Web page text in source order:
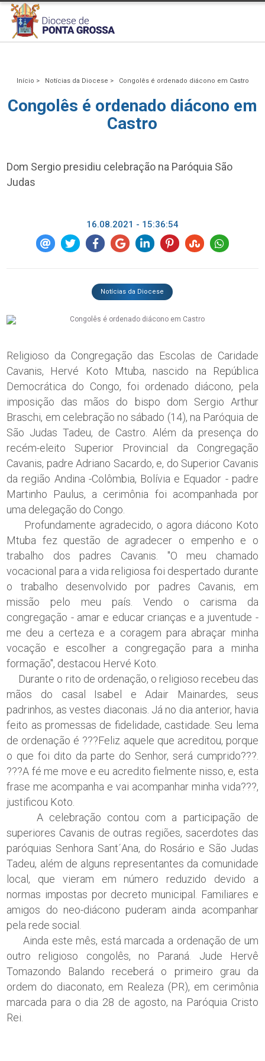
Início > Notícias da Diocese > Congolês é ordenado diácono em Castro
Congolês é ordenado diácono em
Castro
Dom Sergio presidiu celebração na Paróquia São
Judas
16.08.2021 - 15:36:54
Notícias da Diocese
Religioso da Congregação das Escolas de Caridade
Cavanis, Hervé Koto Mtuba, nascido na República
Democrática do Congo, foi ordenado diácono, pela
imposição das mãos do bispo dom Sergio Arthur
Braschi, em celebração no sábado (14), na Paróquia de
São Judas Tadeu, de Castro. Além da presença do
recém-eleito Superior Provincial da Congregação
Cavanis, padre Adriano Sacardo, e, do Superior Cavanis
da região Andina -Colômbia, Bolívia e Equador - padre
Martinho Paulus, a cerimônia foi acompanhada por
uma delegação do Congo.
Profundamente agradecido, o agora diácono Koto
Mtuba fez questão de agradecer o empenho e o
trabalho dos padres Cavanis. "O meu chamado
vocacional para a vida religiosa foi despertado durante
o trabalho desenvolvido por padres Cavanis, em
missão pelo meu país. Vendo o carisma da
congregação - amar e educar crianças e a juventude -
me deu a certeza e a coragem para abraçar minha
vocação e escolher a congregação para a minha
formação", destacou Hervé Koto.
Durante o rito de ordenação, o religioso recebeu das
mãos do casal Isabel e Adair Mainardes, seus
padrinhos, as vestes diaconais. Já no dia anterior, havia
feito as promessas de fidelidade, castidade. Seu lema
de ordenação é ???Feliz aquele que acreditou, porque
o que foi dito da parte do Senhor, será cumprido???.
???A fé me move e eu acredito fielmente nisso, e, esta
frase me acompanha e vai acompanhar minha vida???,
justificou Koto.
A celebração contou com a participação de
superiores Cavanis de outras regiões, sacerdotes das
paróquias Senhora Sant´Ana, do Rosário e São Judas
Tadeu, além de alguns representantes da comunidade
local, que vieram em número reduzido devido a
normas impostas por decreto municipal. Familiares e
amigos do neo-diácono puderam ainda acompanhar
pela rede social.
Ainda este mês, está marcada a ordenação de um
outro religioso congolês, no Paraná. Jude Hervê
Tomazondo Balando receberá o primeiro grau da
ordem do diaconato, em Realeza (PR), em cerimônia
marcada para o dia 28 de agosto, na Paróquia Cristo
Rei.